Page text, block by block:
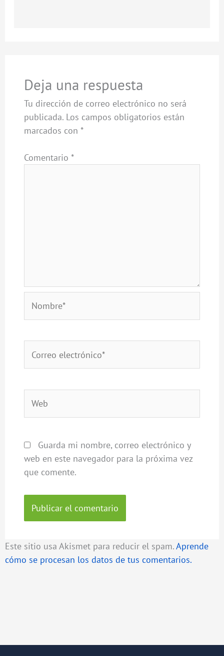
Deja una respuesta
Tu dirección de correo electrónico no será
publicada. Los campos obligatorios están
marcados con*
Comentario*
electrónico*
Guarda mi nombre, correo electrónico y
web en este navegador para la próxima vez
que comente.
Este sitio usa Akismet para reducir el spam.Aprende
cómo se procesan los datos de tus comentarios.